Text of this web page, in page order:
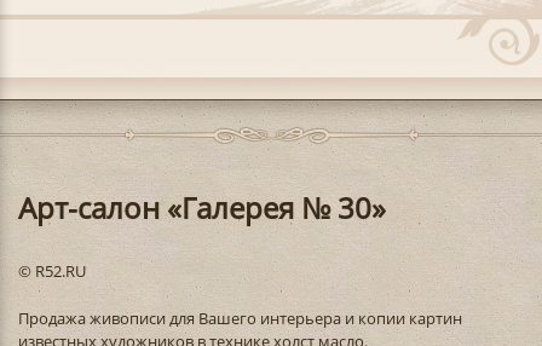
Арт-салон «Галерея № 30»
© R52.RU
Продажа живописи для Вашего интерьера и копии картин
известных художников в технике холст масло.